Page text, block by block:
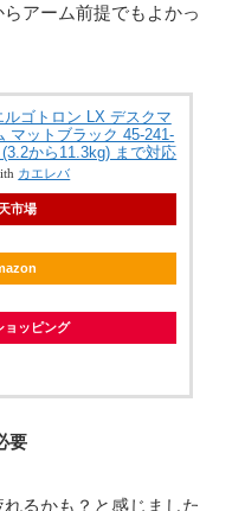
アーム前提でもよかっ
ルゴトロン LX デスクマ
マットブラック 45-241-
から11.3kg) まで対応
カエレバ
市場
ョッピング
要
るかも？と感じました